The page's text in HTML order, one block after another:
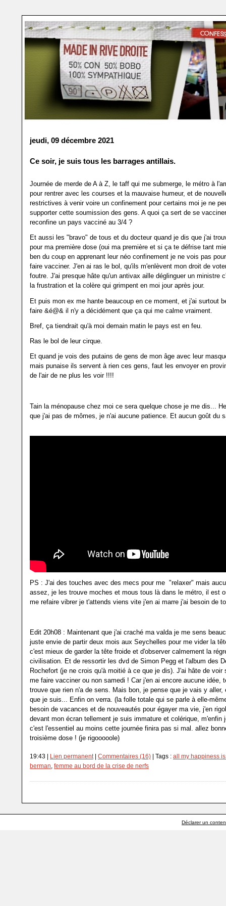
jeudi, 09 décembre 2021
Ce soir, je suis tous les barrages antillais.
Journée de merde de A à Z, le taff qui me submerge, le métro à
pour rentrer avec les courses et la mauvaise humeur, et de
restrictives à venir voire un confinement pour certains moi je ne
supporter cette soumission des gens. A quoi ça sert de se
reconfine un pays vacciné au 3/4 ?
Et aussi les "bravo" de tous et du docteur quand je dis que j'ai
pour ma première dose (oui ma première et si ça te défrise tant
ben du coup en apprenant leur néo confinement je ne vois pas
faire vacciner. J'en ai ras le bol, qu'ils m'enlèvent mon droit de
foutre. J'ai presque hâte qu'un antivax aille déglinguer un ministre
la frustration et la colère qui grimpent en moi jour après jour.
Et puis mon ex me hante beaucoup en ce moment, et j'ai surtout
faire &é@& il n'y a décidément que ça qui me calme vraiment.
Bref, ça tiendrait qu'à moi demain matin le pays est en feu.
Ras le bol de leur cirque.
Et quand je vois des putains de gens de mon âge avec leur
mais punaise ils servent à rien ces gens, faut les envoyer en
de l'air de ne plus les voir !!!!
Tain la ménopause chez moi ce sera quelque chose je me dis...
que j'ai pas de mômes, je n'ai aucune patience. Et aucun goût du
PS : J'ai des touches avec des mecs pour me "relaxer" mais
assez, je les trouve moches et mous tous là dans le métro, il est
me refaire vibrer je t'attends viens vite j'en ai marre j'ai besoin de
Edit 20h08 : Maintenant que j'ai craché ma valda je me sens
juste envie de partir deux mois aux Seychelles pour me vider la
c'est mieux de garder la tête froide et d'observer calmement la
civilisation. Et de ressortir les dvd de Simon Pegg et l'album des
Rochefort (je ne crois qu'à moitié à ce que je dis). J'ai hâte de voir
me faire vacciner ou non samedi ! Car j'en ai encore aucune idée,
trouve que rien n'a de sens. Mais bon, je pense que je vais y aller,
que je suis... Enfin on verra. (la folle totale qui se parle à elle-
besoin de vacances et de nouveautés pour égayer ma vie, j'en
devant mon écran tellement je suis immature et colérique, m'enfin
c'est l'essentiel au moins cette journée finira pas si mal. allez
troisième dose ! (je rigooooole)
19:43 | Lien permanent| Commentaires (16) | Tags : all my happiness
berman, femme au bord de la crise de nerfs
Déclarer un